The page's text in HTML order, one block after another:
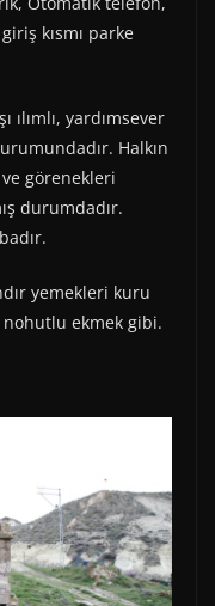
kısmı parke
ılımlı, yardımsever
Halkın
görenekleri
durumdadır.
yemekleri kuru
nohutlu ekmek gibi.